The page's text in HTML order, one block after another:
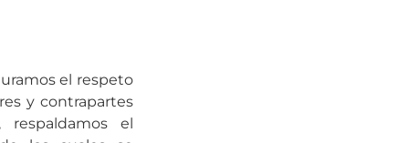
el respeto
y contrapartes
el